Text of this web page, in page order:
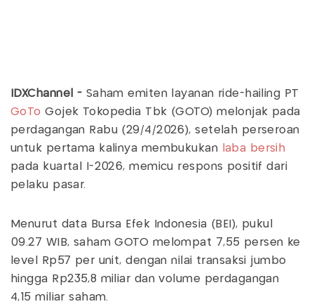
IDXChannel - Saham emiten layanan ride-hailing PT
GoTo Gojek Tokopedia Tbk (GOTO) melonjak pada
perdagangan Rabu (29/4/2026), setelah perseroan
untuk pertama kalinya membukukan
laba bersih
pada kuartal I-2026, memicu respons positif dari
pelaku pasar.
Menurut data Bursa Efek Indonesia (BEI), pukul
09.27 WIB, saham GOTO melompat 7,55 persen ke
level Rp57 per unit, dengan nilai transaksi jumbo
hingga Rp235,8 miliar dan volume perdagangan
4,15 miliar saham.